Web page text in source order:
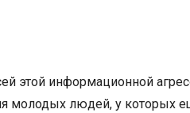
этой информационной
молодых людей, у которых